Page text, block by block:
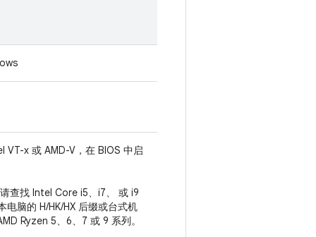
VT-x 或 AMD-V，在 BIOS 中启
查找 Intel Core i5、i7、 或 i9
电脑的 H/HK/HX 后缀或台式机
Ryzen 5、6、7 或 9 系列。